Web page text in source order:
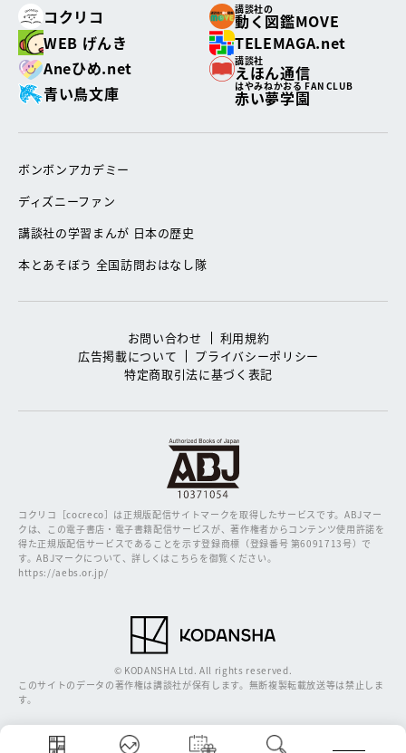
コクリコ
講談社の
動く図鑑MOVE
WEB げんき
TELEMAGA.net
Aneひめ.net
講談社
えほん通信
青い鳥文庫
はやみねかおる FAN CLUB
赤い夢学園
ボンボンアカデミー
ディズニーファン
講談社の学習まんが 日本の歴史
本とあそぼう 全国訪問おはなし隊
お問い合わせ
利用規約
広告掲載について
プライバシーポリシー
特定商取引法に基づく表記
コクリコ［cocreco］は正規版配信サイトマークを取得したサービスです。ABJマー
クは、この電子書店・電子書籍配信サービスが、著作権者からコンテンツ使用許諾を
得た正規版配信サービスであることを示す登録商標（登録番号 第6091713号）で
す。ABJマークについて、詳しくはこちらを御覧ください。
https://aebs.or.jp/
© KODANSHA Ltd. All rights reserved.
このサイトのデータの著作権は講談社が保有します。無断複製転載放送等は禁止しま
す。